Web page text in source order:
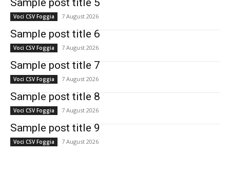
Sample post title 5
Voci CSV Foggia 7 August 2026
Sample post title 6
Voci CSV Foggia 7 August 2026
Sample post title 7
Voci CSV Foggia 7 August 2026
Sample post title 8
Voci CSV Foggia 7 August 2026
Sample post title 9
Voci CSV Foggia 7 August 2026